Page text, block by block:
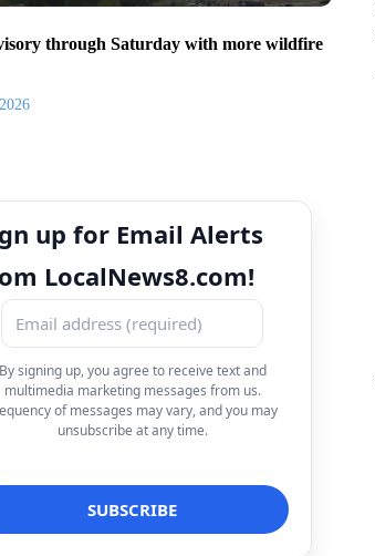
through Saturday with more wildfire
up for Email Alerts
LocalNews8.com!
By signing up, you agree to receive text and
multimedia marketing messages from us.
of messages may vary, and you may
unsubscribe at any time.